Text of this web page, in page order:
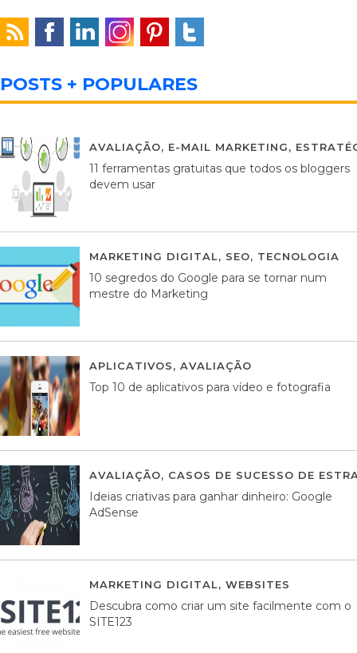
POSTS + POPULARES
AVALIAÇÃO, E-MAIL MARKETING,
11 ferramentas gratuitas que todos os bloggers
devem usar
MARKETING DIGITAL, SEO, TECNOLOGIA
10 segredos do Google para se tornar num
mestre do Marketing
APLICATIVOS, AVALIAÇÃO
Top 10 de aplicativos para vídeo e fotografia
AVALIAÇÃO, CASOS DE SUCESSO DE
Ideias criativas para ganhar dinheiro: Google
AdSense
MARKETING DIGITAL, WEBSITES
Descubra como criar um site facilmente com o
SITE123